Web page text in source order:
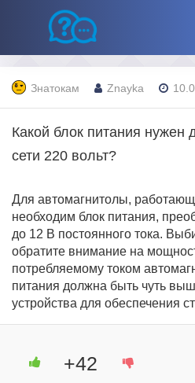
Знатокам Znayka
Какой блок питания нужен
сети 220 вольт?
Для автомагнитолы,
необходим блок питания,
до 12 В постоянного тока.
обратите внимание на
потребляемому током
питания должна быть чуть
устройства для обеспечения
+42